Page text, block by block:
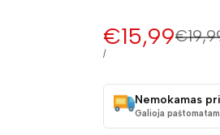
Pardavimo
kaina
€15,99
VIENETO
/
Nemokamas
Galioja